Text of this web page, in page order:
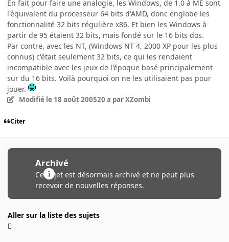
En fait pour faire une analogie, les Windows, de 1.0 à ME sont
l'équivalent du processeur 64 bits d'AMD, donc englobe les
fonctionnalité 32 bits régulière x86. Et bien les Windows à
partir de 95 étaient 32 bits, mais fondé sur le 16 bits dos.
Par contre, avec les NT, (Windows NT 4, 2000 XP pour les plus
connus) c'était seulement 32 bits, ce qui les rendaient
incompatible avec les jeux de l'époque basé principalement
sur du 16 bits. Voilà pourquoi on ne les utilisaient pas pour
jouer.
Modifié le 18 août 200520 a par XZombi
Citer
Archivé
Ce sujet est désormais archivé et ne peut plus
recevoir de nouvelles réponses.
Aller sur la liste des sujets